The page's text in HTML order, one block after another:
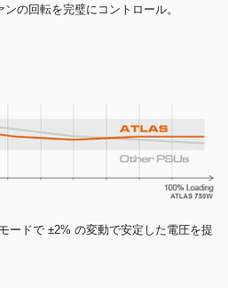
の回転を完璧にコントロール。
ードで ±2% の変動で安定した電圧を提